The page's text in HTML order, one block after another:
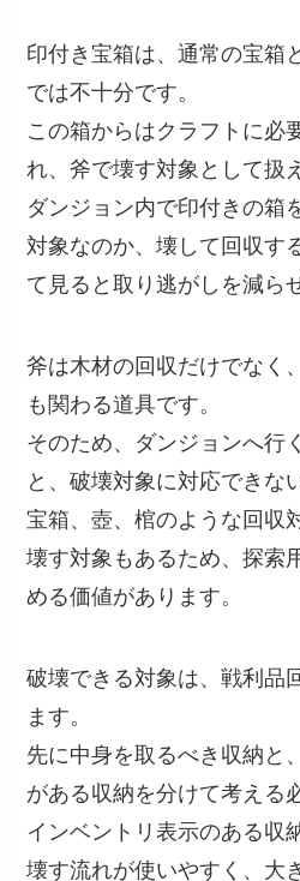
印付き宝箱は、通常の宝箱
では不十分です。
この箱からはクラフトに必
れ、斧で壊す対象として扱
ダンジョン内で印付きの箱
対象なのか、壊して回収す
て見ると取り逃がしを減ら
斧は木材の回収だけでなく
も関わる道具です。
そのため、ダンジョンへ行
と、破壊対象に対応できな
宝箱、壺、棺のような回収
壊す対象もあるため、探索
める価値があります。
破壊できる対象は、戦利品
ます。
先に中身を取るべき収納と
がある収納を分けて考える
インベントリ表示のある収
壊す流れが使いやすく、大